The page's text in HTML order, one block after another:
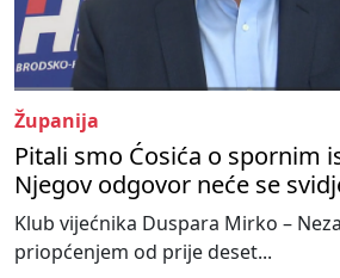
Županija
Pitali smo Ćosića o spornim
Njegov odgovor neće se
Klub vijećnika Duspara Mirko –
priopćenjem od prije deset...